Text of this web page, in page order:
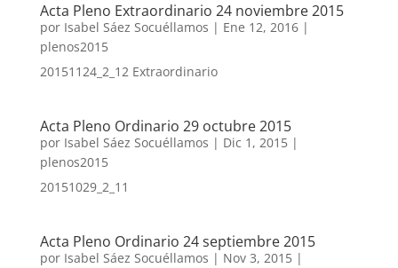
Acta Pleno Extraordinario 24 noviembre 2015
por Isabel Sáez Socuéllamos | Ene 12, 2016|
plenos2015
20151124_2_12 Extraordinario
Acta Pleno Ordinario 29 octubre 2015
por Isabel Sáez Socuéllamos | Dic 1, 2015|
plenos2015
20151029_2_11
Acta Pleno Ordinario 24 septiembre 2015
por Isabel Sáez Socuéllamos | Nov 3, 2015|